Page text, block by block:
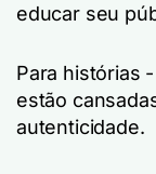
educar seu
Para histórias
estão
autenticidade.